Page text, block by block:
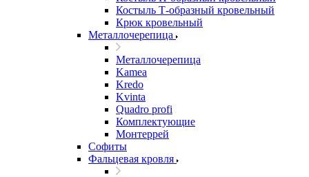
Костыль Т-образный кровельный
Крюк кровельный
Металлочерепица
Металлочерепица
Kamea
Kredo
Kvinta
Quadro profi
Комплектующие
Монтеррей
Софиты
Фальцевая кровля